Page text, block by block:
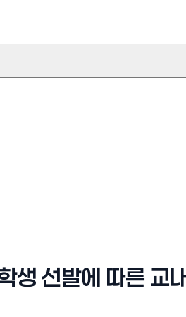
선발에 따른 교